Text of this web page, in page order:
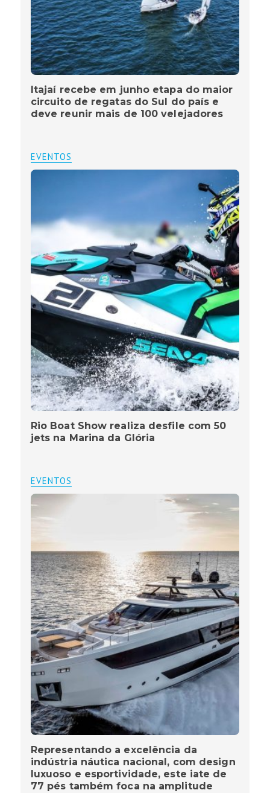
Itajaí recebe em junho etapa do maior
circuito de regatas do Sul do país e
deve reunir mais de 100 velejadores
EVENTOS
Rio Boat Show realiza desfile com 50
jets na Marina da Glória
EVENTOS
Representando a excelência da
indústria náutica nacional, com design
luxuoso e esportividade, este iate de
77 pés também foca na amplitude